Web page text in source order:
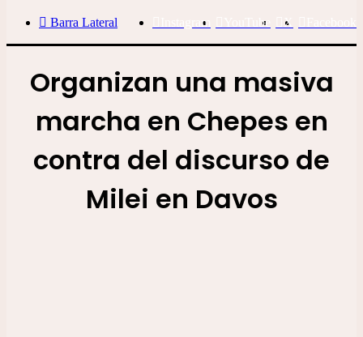
X
YouTube
Instagram
Barra Lateral
Organizan una masiva
marcha en Chepes en
contra del discurso de
Milei en Davos